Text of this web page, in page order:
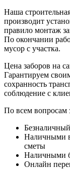
Наша
производит
правило монтаж
По окончании
мусор с участка.
Цена заборов на
Гарантируем
сохранность
соблюдение с
По всем вопросам
Наличными
сметы
Наличными
Онлайн